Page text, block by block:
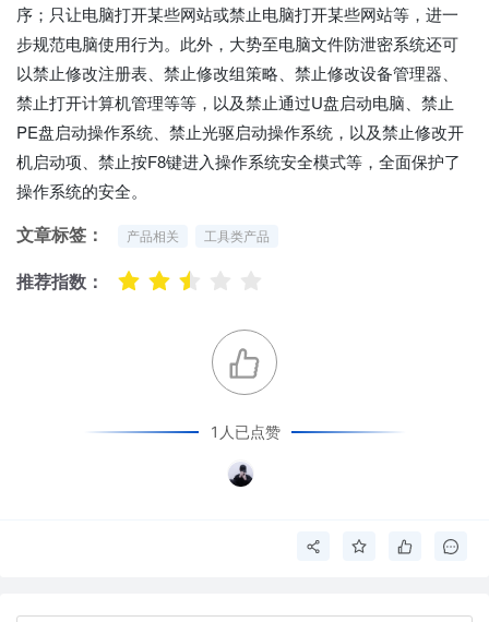
序；只让电脑打开某些网站或禁止电脑打开某些网站等，进一
步规范电脑使用行为。此外，大势至电脑文件防泄密系统还可
以禁止修改注册表、禁止修改组策略、禁止修改设备管理器、
禁止打开计算机管理等等，以及禁止通过U盘启动电脑、禁止
PE盘启动操作系统、禁止光驱启动操作系统，以及禁止修改开
机启动项、禁止按F8键进入操作系统安全模式等，全面保护了
操作系统的安全。
文章标签： 产品相关 工具类产品
推荐指数：
1人已点赞